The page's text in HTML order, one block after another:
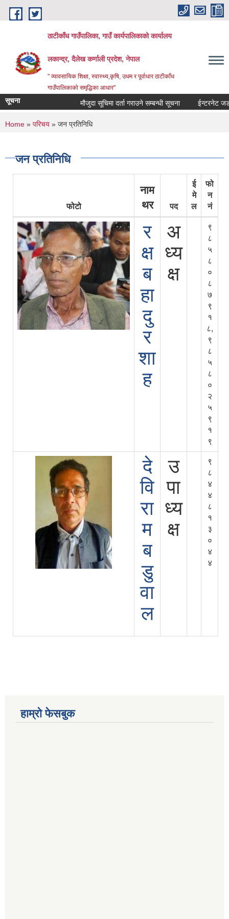
Skip to main content
ठाटीकाँध गाउँपालिका, गाउँ कार्यपालिकाको कार्यालय
लकान्द्र, दैलेख कर्णाली प्रदेश, नेपाल
" व्यावसायिक शिक्षा, स्वास्थ्य,कृषि, उधम र पूर्वाधार ठाटीकाँध
गाउँपालिकाको समृद्धिका आधार"
सूचना मौजुदा सूचिमा दर्ता गराउने सम्बन्धी सूचना ईन्टरनेट
You are here
Home » परिचय » जन प्रतिनिधि
जन प्रतिनिधि
फोटो
नाम
थर
पद
ई
मे
ल
फो
न
नं
र
क्ष
ब
हा
दु
र
शा
ह
अ
ध्य
क्ष
९
८
५
८
०
८
७
९
१
८,
९
८
५
८
०
२
५
९
१
९
दे
वि
रा
म
ब
डु
वा
ल
उ
पा
ध्य
क्ष
९
८
४
४
८
१
३
०
४
४
हाम्रो फेसबुक